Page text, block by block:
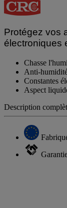
Protégez vos
électroniques
Chasse
Anti-
Constantes
Aspect
Description